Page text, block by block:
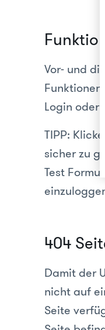
Vor- und
Login oder
TIPP:
sicher zu
Test
404
Damit der
nicht auf
Seite